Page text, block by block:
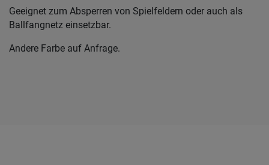
Geeignet zum Absperren von Spielfeldern oder auch als
Ballfangnetz einsetzbar.
Andere Farbe auf Anfrage.